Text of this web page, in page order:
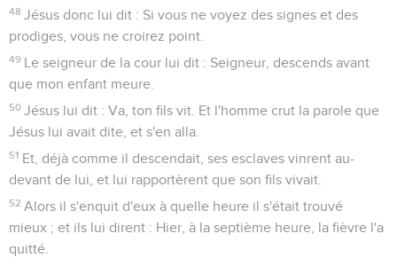
48 Jésus donc lui dit : Si vous ne voyez des signes et des
prodiges, vous ne croirez point.
49 Le seigneur de la cour lui dit : Seigneur, descends avant
que mon enfant meure.
50 Jésus lui dit : Va, ton fils vit. Et l'homme crut la parole que
Jésus lui avait dite, et s'en alla.
51 Et, déjà comme il descendait, ses esclaves vinrent au-
devant de lui, et lui rapportèrent que son fils vivait.
52 Alors il s'enquit d'eux à quelle heure il s'était trouvé
mieux ; et ils lui dirent : Hier, à la septième heure, la fièvre l'a
quitté.